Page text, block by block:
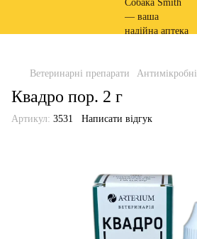
Ветеринарні препарати Антимікробні
Квадро пор. 2 г
Артикул: 3531 Написати відгук